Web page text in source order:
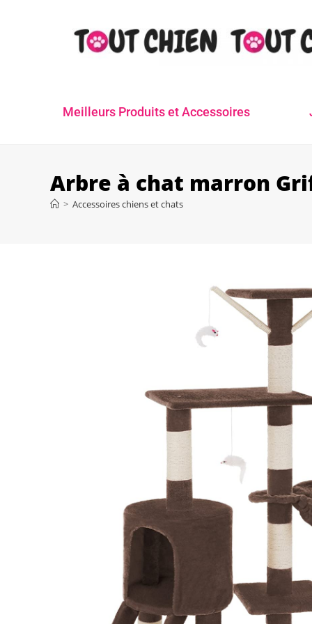
Meilleurs Produits et Accessoires
Arbre à chat marron
> Accessoires chiens et chats